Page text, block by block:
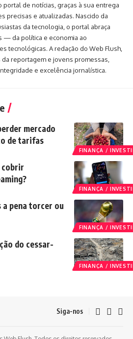
portal de notícias, graças à sua entrega
precisas e atualizadas. Nascido da
da tecnologia, o portal abraça
— da política e economia ao
tecnológicas. A redação do Web Flush,
reportagem e jovens promessas,
e excelência jornalística.
FINANÇA /
mercado
de tarifas
FINANÇA /
cobrir
FINANÇA /
a pena torcer ou
FINANÇA /
do cessar-
Siga-nos